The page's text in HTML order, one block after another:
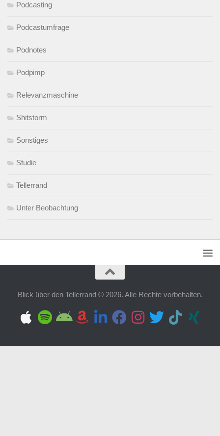
Podcasting
Podcastumfrage
Podnotes
Podpimp
Relevanzmaschine
Shitstorm
Sonstiges
Studie
Tellerrand
Unter Beobachtung
Blick über den Tellerrand © 2026. Alle Rechte vorbehalten.